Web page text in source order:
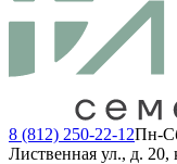
8 (812) 250-22-12Пн-
Лиственная ул., д. 20,